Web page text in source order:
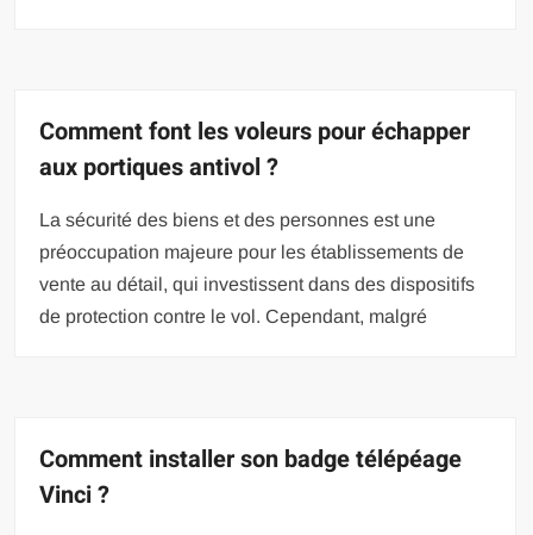
Comment font les voleurs pour échapper
aux portiques antivol ?
La sécurité des biens et des personnes est une
préoccupation majeure pour les établissements de
vente au détail, qui investissent dans des dispositifs
de protection contre le vol. Cependant, malgré
Comment installer son badge télépéage
Vinci ?